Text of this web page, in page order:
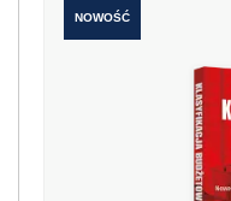
NOWOŚĆ